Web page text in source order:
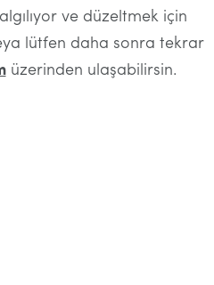
ve düzeltmek için
lütfen daha sonra tekrar
üzerinden ulaşabilirsin.